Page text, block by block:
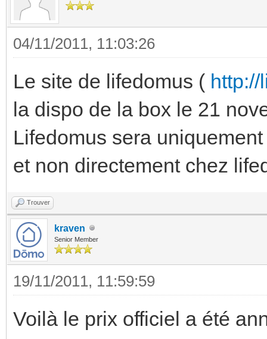
04/11/2011, 11:03:26
Le site de lifedomus ( http://
la dispo de la box le 21
Lifedomus sera
et non directement chez
Trouver
kraven
Senior Member
19/11/2011, 11:59:59
Voilà le prix officiel a été